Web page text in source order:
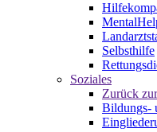
Selbsthilfe
Soziales
Zurück
Bildungs-